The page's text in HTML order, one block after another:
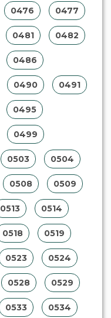
0476 0477
0481 0482
0486
0490 0491
0495
0499
0503 0504
0508 0509
0513 0514
0518 0519
0523 0524
0528 0529
0533 0534